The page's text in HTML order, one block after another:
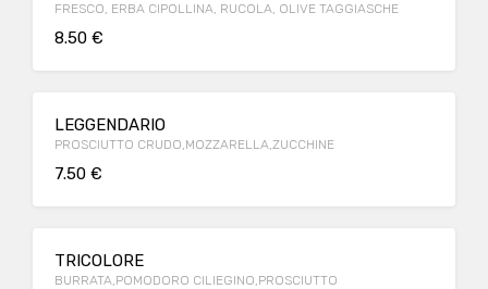
FRESCO, ERBA CIPOLLINA, RUCOLA, OLIVE TAGGIASCHE
8.50 €
LEGGENDARIO
PROSCIUTTO CRUDO,MOZZARELLA,ZUCCHINE
7.50 €
TRICOLORE
BURRATA,POMODORO CILIEGINO,PROSCIUTTO